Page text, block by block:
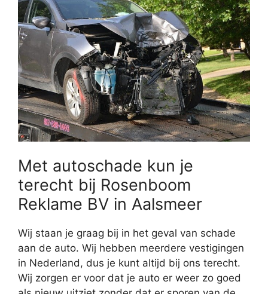
Met autoschade kun je
terecht bij Rosenboom
Reklame BV in Aalsmeer
Wij staan je graag bij in het geval van schade
aan de auto. Wij hebben meerdere vestigingen
in Nederland, dus je kunt altijd bij ons terecht.
Wij zorgen er voor dat je auto er weer zo goed